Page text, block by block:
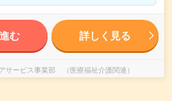
む 詳しく見る
ービス事業部 （医療福祉介護関連）